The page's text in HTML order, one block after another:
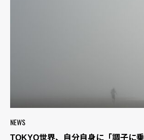
NEWS
TOKYO世界、自分自身に「調子に